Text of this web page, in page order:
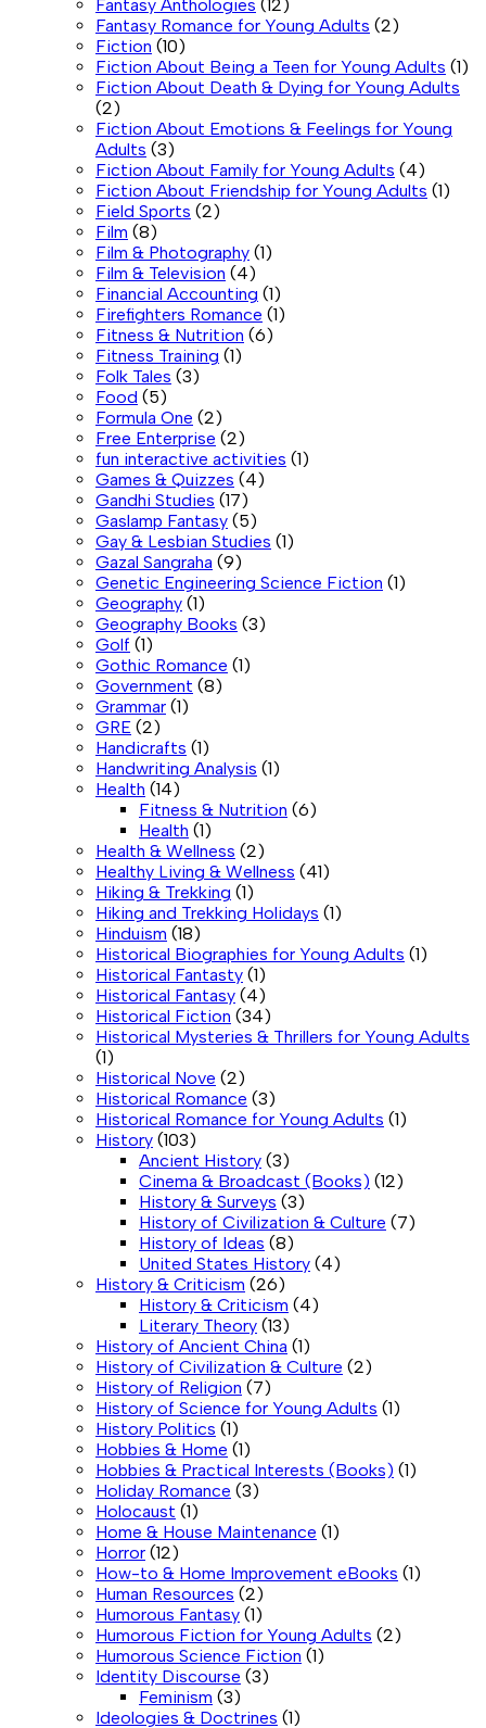
Fantasy Anthologies (12)
Fantasy Romance for Young Adults (2)
Fiction (10)
Fiction About Being a Teen for Young Adults (1)
Fiction About Death & Dying for Young Adults
(2)
Fiction About Emotions & Feelings for Young
Adults (3)
Fiction About Family for Young Adults (4)
Fiction About Friendship for Young Adults (1)
Field Sports (2)
Film (8)
Film & Photography (1)
Film & Television (4)
Financial Accounting (1)
Firefighters Romance (1)
Fitness & Nutrition (6)
Fitness Training (1)
Folk Tales (3)
Food (5)
Formula One (2)
Free Enterprise (2)
fun interactive activities (1)
Games & Quizzes (4)
Gandhi Studies (17)
Gaslamp Fantasy (5)
Gay & Lesbian Studies (1)
Gazal Sangraha (9)
Genetic Engineering Science Fiction (1)
Geography (1)
Geography Books (3)
Golf (1)
Gothic Romance (1)
Government (8)
Grammar (1)
GRE (2)
Handicrafts (1)
Handwriting Analysis (1)
Health (14)
Fitness & Nutrition (6)
Health (1)
Health & Wellness (2)
Healthy Living & Wellness (41)
Hiking & Trekking (1)
Hiking and Trekking Holidays (1)
Hinduism (18)
Historical Biographies for Young Adults (1)
Historical Fantasty (1)
Historical Fantasy (4)
Historical Fiction (34)
Historical Mysteries & Thrillers for Young Adults
(1)
Historical Nove (2)
Historical Romance (3)
Historical Romance for Young Adults (1)
History (103)
Ancient History (3)
Cinema & Broadcast (Books) (12)
History & Surveys (3)
History of Civilization & Culture (7)
History of Ideas (8)
United States History (4)
History & Criticism (26)
History & Criticism (4)
Literary Theory (13)
History of Ancient China (1)
History of Civilization & Culture (2)
History of Religion (7)
History of Science for Young Adults (1)
History Politics (1)
Hobbies & Home (1)
Hobbies & Practical Interests (Books) (1)
Holiday Romance (3)
Holocaust (1)
Home & House Maintenance (1)
Horror (12)
How-to & Home Improvement eBooks (1)
Human Resources (2)
Humorous Fantasy (1)
Humorous Fiction for Young Adults (2)
Humorous Science Fiction (1)
Identity Discourse (3)
Feminism (3)
Ideologies & Doctrines (1)